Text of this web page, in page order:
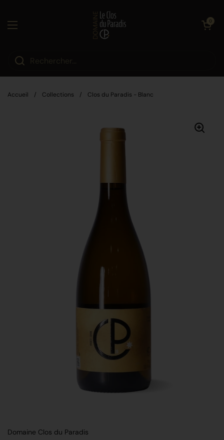
Ouvrir le menu
Ouvrir le
0
Accueil / Collections / Clos du Paradis - Blanc
Domaine Clos du Paradis